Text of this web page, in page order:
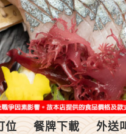
位 餐牌下載 外送